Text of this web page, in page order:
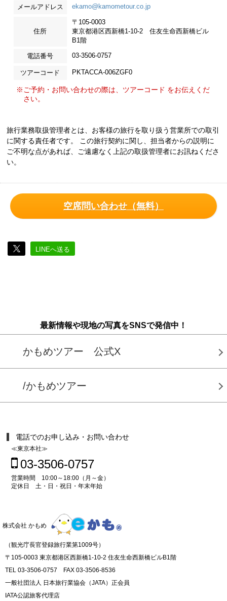
メールアドレス ekamo@kamometour.co.jp
住所
〒105-0003
東京都港区西新橋1-10-2 住友生命西新橋ビル
B1階
電話番号 03-3506-0757
ツアーコード PKTACCA-006ZGF0
※ご予約・お問い合わせの際は、ツアーコード をお伝えくだ
さい。
旅行業務取扱管理者とは、お客様の旅行を取り扱う営業所での取引
に関する責任者です。 この旅行契約に関し、担当者からの説明に
ご不明な点があれば、ご遠慮なく上記の取扱管理者にお訊ねくださ
い。
空席問い合わせ（無料）
LINEへ送る
最新情報や現地の写真をSNSで発信中！
かもめツアー 公式X
/かもめツアー
電話でのお申し込み・お問い合わせ
≪東京本社≫
03-3506-0757
営業時間 10:00～18:00（月～金）
定休日 土・日・祝日・年末年始
株式会社 かもめ
（観光庁長官登録旅行業第1009号）
〒105-0003 東京都港区西新橋1-10-2 住友生命西新橋ビルB1階
TEL 03-3506-0757 FAX 03-3506-8536
一般社団法人 日本旅行業協会（JATA）正会員
IATA公認旅客代理店